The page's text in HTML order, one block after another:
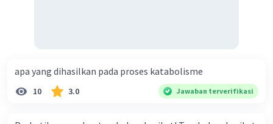
apa yang dihasilkan pada proses katabolisme
10 3.0 Jawaban terverifikasi